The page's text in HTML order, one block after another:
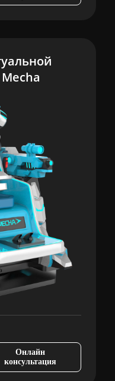
Онлайн
консультация